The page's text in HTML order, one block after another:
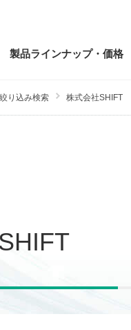
製品ラインナップ・ 価格
絞り込み検索 株式会社SHIFT